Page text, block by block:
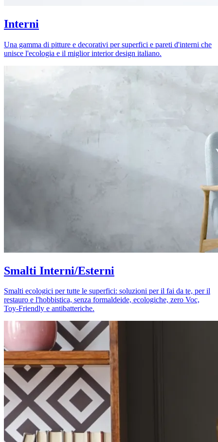
Interni
Una gamma di pitture e decorativi per superfici e pareti d'interni che
unisce l'ecologia e il miglior interior design italiano.
Smalti Interni/Esterni
Smalti ecologici per tutte le superfici: soluzioni per il fai da te, per il
restauro e l'hobbistica, senza formaldeide, ecologiche, zero Voc,
Toy-Friendly e antibatteriche.